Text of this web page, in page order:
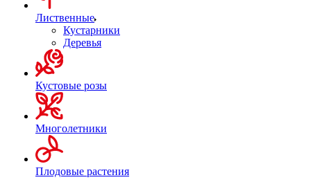
Лиственные
Кустарники
Деревья
Кустовые розы
Многолетники
Плодовые растения